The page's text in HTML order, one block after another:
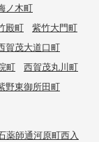
ノ木町
殿町
紫竹大門町
賀茂大道口町
町
西賀茂丸川町
野東御所田町
薬師通河原町西入